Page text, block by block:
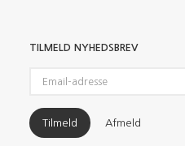
TILMELD NYHEDSBREV
adresse
Tilmeld Afmeld